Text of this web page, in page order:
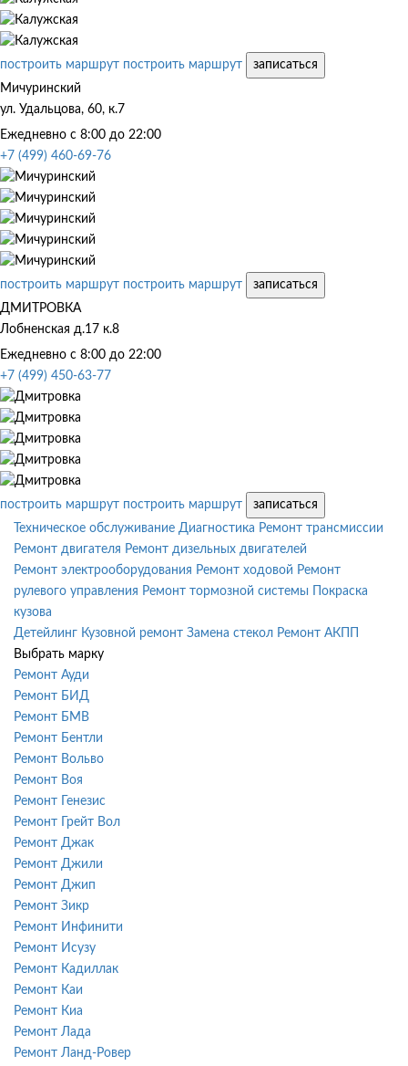
построить маршрут построить маршрут
записаться
Мичуринский
ул. Удальцова, 60, к.7
Ежедневно с 8:00 до 22:00
+7 (499) 460-69-76
построить маршрут построить маршрут
записаться
ДМИТРОВКА
Лобненская д.17 к.8
Ежедневно с 8:00 до 22:00
+7 (499) 450-63-77
построить маршрут построить маршрут
записаться
Техническое обслуживание Диагностика Ремонт трансмиссии
Ремонт двигателя Ремонт дизельных двигателей
Ремонт электрооборудования Ремонт ходовой Ремонт
рулевого управления Ремонт тормозной системы
Покраска
кузова
Детейлинг Кузовной ремонт Замена стекол Ремонт АКПП
Выбрать марку
Ремонт Ауди
Ремонт БИД
Ремонт БМВ
Ремонт Бентли
Ремонт Вольво
Ремонт Воя
Ремонт Генезис
Ремонт Грейт Вол
Ремонт Джак
Ремонт Джили
Ремонт Джип
Ремонт Зикр
Ремонт Инфинити
Ремонт Исузу
Ремонт Кадиллак
Ремонт Каи
Ремонт Киа
Ремонт Лада
Ремонт Ланд-Ровер